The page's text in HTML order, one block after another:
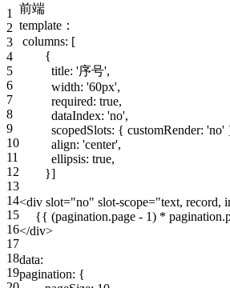
1
2
3
4
5
6
7
8
9
10
11
12
13
14
15
16
17
18
19
前端
template：
columns: [
{
title: '序号',
width: '60px',
required: true,
dataIndex: 'no',
scopedSlots: { customRender: 'no'
align: 'center',
ellipsis: true,
}]
<div slot="no" slot-scope="text, record,
{{ (pagination.page - 1) *
</div>
data:
pagination: {